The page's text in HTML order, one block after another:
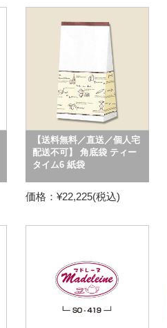
【送料無料／直送／個人宅
配送不可】 角底袋 ティー
タイム6 紙袋
価格：¥22,225(税込)